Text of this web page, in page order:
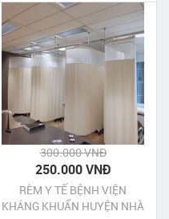
300.000 VNĐ
250.000 VNĐ
RÈM Y TẾ BỆNH VIỆN
KHÁNG KHUẨN HUYỆN NHÀ